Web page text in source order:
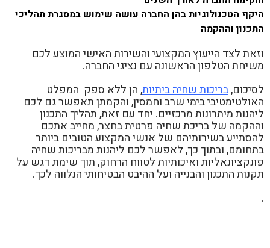
היקף הטכנולוגיות בהן החברה עושה שימוש במסגרת תהליכי
התכנון וההקמה
וזאת לצד הייעוץ המקצועי והשירות האישי המוצע לכם
משיחת הטלפון הראשונה עם נציגי החברה.
לסיכום,בריכות שחיה ביתיות, הן ללא ספק המפלט
האולטימטיבי בימי שרב וחמסין, והקמתן תאפשר גם לכם
ליהנות מיתרונות מרכזיים. יחד עם זאת, תהליך התכנון
וההקמה של בריכת שחיה פרטית בחצר, מחייב אתכם
להסתייע בשירותיהם של אנשי המקצוע הטובים ביותר
בתחומם, ובתוך כך, לאפשר לכם ליהנות מבריכות שחיה
פונקציונאליות ואיכותיות לטווח הרחוק, תוך שימת דגש על
תקנות התכנון והבנייה ועל ההיבט הבטיחותי הנלווה לכך.
.